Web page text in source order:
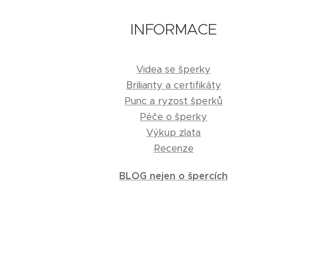
INFORMACE
Videa se šperky
Brilianty a certifikáty
Punc a ryzost šperků
Péče o šperky
Výkup zlata
Recenze
BLOG nejen o špercích